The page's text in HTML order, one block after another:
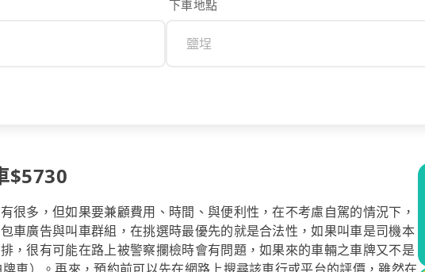
下車地點
$5730
很多，但如果要兼顧費用、時間、與便利性，在不考慮自駕的情況下，
車廣告與叫車群組，在挑選時最優先的就是合法性，如果叫車是司機本
，很有可能在路上被警察攔檢時會有問題，如果來的車輛之車牌又不是
車）。再來，預約前可以先在網路上搜尋該車行或平台的評價，雖然在